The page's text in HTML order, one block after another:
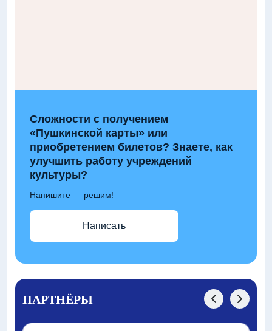
Сложности с получением
«Пушкинской карты» или
приобретением билетов? Знаете, как
улучшить работу учреждений
культуры?
Напишите — решим!
Написать
ПАРТНЁРЫ